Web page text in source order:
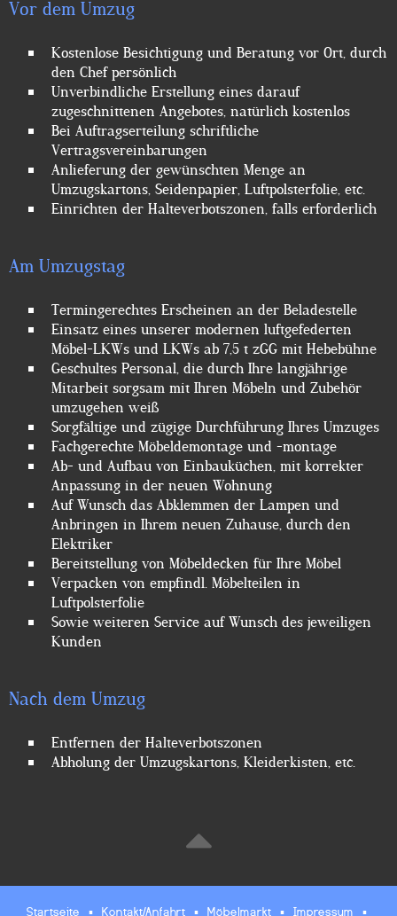
Vor dem Umzug
Kostenlose Besichtigung und Beratung vor Ort, durch
den Chef persönlich
Unverbindliche Erstellung eines darauf
zugeschnittenen Angebotes, natürlich kostenlos
Bei Auftragserteilung schriftliche
Vertragsvereinbarungen
Anlieferung der gewünschten Menge an
Umzugskartons, Seidenpapier, Luftpolsterfolie, etc.
Einrichten der Halteverbotszonen, falls erforderlich
Am Umzugstag
Termingerechtes Erscheinen an der Beladestelle
Einsatz eines unserer modernen luftgefederten
Möbel-LKWs und LKWs ab 7,5 t zGG mit Hebebühne
Geschultes Personal, die durch Ihre langjährige
Mitarbeit sorgsam mit Ihren Möbeln und Zubehör
umzugehen weiß
Sorgfältige und zügige Durchführung Ihres Umzuges
Fachgerechte Möbeldemontage und -montage
Ab- und Aufbau von Einbauküchen, mit korrekter
Anpassung in der neuen Wohnung
Auf Wunsch das Abklemmen der Lampen und
Anbringen in Ihrem neuen Zuhause, durch den
Elektriker
Bereitstellung von Möbeldecken für Ihre Möbel
Verpacken von empfindl. Möbelteilen in
Luftpolsterfolie
Sowie weiteren Service auf Wunsch des jeweiligen
Kunden
Nach dem Umzug
Entfernen der Halteverbotszonen
Abholung der Umzugskartons, Kleiderkisten, etc.

Startseite ▪ Kontakt/Anfahrt▪ Möbelmarkt▪ Impressum ▪